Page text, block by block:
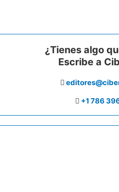
¿Tienes algo
Escribe a
+1 786